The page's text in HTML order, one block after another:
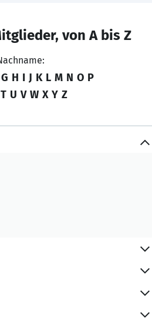
von A bis Z
G H I J K L M N O P
T U V W X Y Z